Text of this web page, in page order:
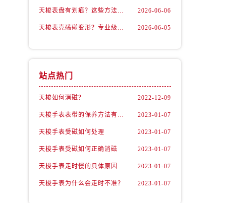
天梭表盘有划痕？这些方法你一定要试试！ 2026-06-06
天梭表壳磕碰变形？专业级修复流程大公开 2026-06-05
站点热门
天梭如何消磁？ 2022-12-09
天梭手表表带的保养方法有哪些？ 2023-01-07
天梭手表受磁如何处理 2023-01-07
天梭手表受磁如何正确消磁 2023-01-07
天梭手表走时慢的具体原因 2023-01-07
天梭手表为什么会走时不准？ 2023-01-07